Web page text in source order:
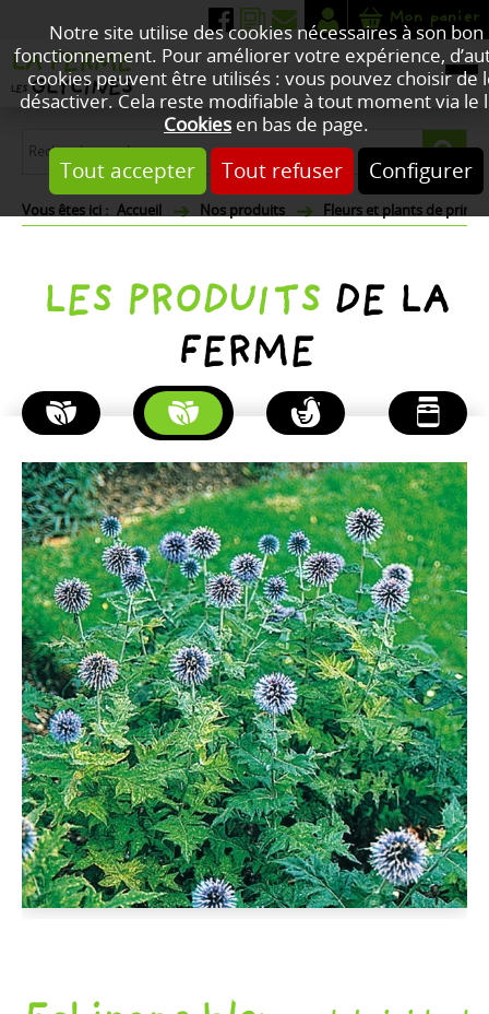
Notre site utilise des cookies nécessaires à son bon
fonctionnement. Pour améliorer votre expérience,
cookies peuvent être utilisés : vous pouvez choisir de
désactiver. Cela reste modifiable à tout moment via le
Cookies en bas de page.
Tout accepter Tout refuser Configurer
Mon panier
Accueil Nos produits Fleurs et plants de
LES PRODUITS DE LA
FERME
PLANTES
D'AUTOMNE
FLEURS
ET
PLANTS
DE
PRINTEMPS
POULETS
ET
PINTADES
PRODUITS
DE
L'ÉPICERIE